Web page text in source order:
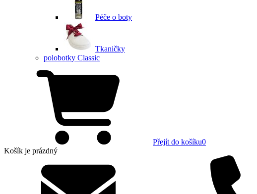
Péče o boty
Tkaničky
polobotky Classic
Přejít do košíku0
Košík je prázdný